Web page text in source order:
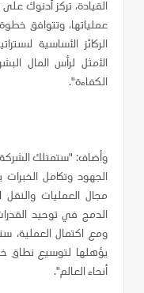
القيادة، تركز أدنوك
عملياتها، وتتوافق
الركائز الأساسية
الأمثل لرأس المال
الكفاءة".
وأضاف: "ستمتلك الشركة
الجهود وتكامل
مجال العمليات والنقل
الدمج في توحيد
ومع اكتمال العملية،
يؤهلها لتوسيع نطاق
أنحاء العالم".